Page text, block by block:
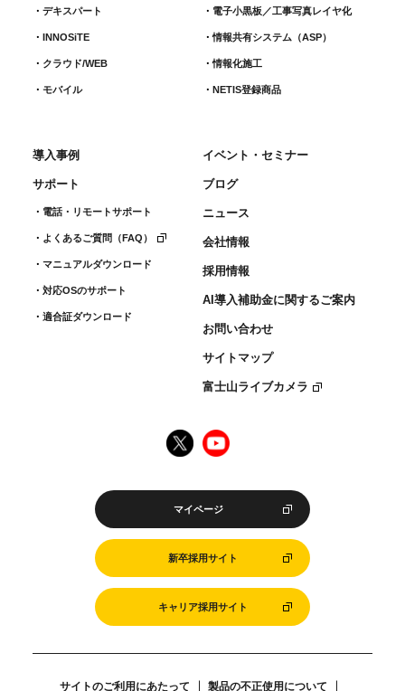
デキスパート
INNOSiTE
クラウド/WEB
モバイル
電子小黒板／工事写真レイヤ化
情報共有システム（ASP）
情報化施工
NETIS登録商品
導入事例
サポート
電話・リモートサポート
よくあるご質問（FAQ）
マニュアルダウンロード
対応OSのサポート
適合証ダウンロード
イベント・セミナー
ブログ
ニュース
会社情報
採用情報
AI導入補助金に関するご案内
お問い合わせ
サイトマップ
富士山ライブカメラ
マイページ
新卒採用サイト
キャリア採用サイト
サイトのご利用にあたって 製品の不正使用について